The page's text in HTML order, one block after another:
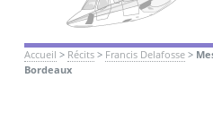
Accueil > Récits> Francis Delafosse>
Bordeaux